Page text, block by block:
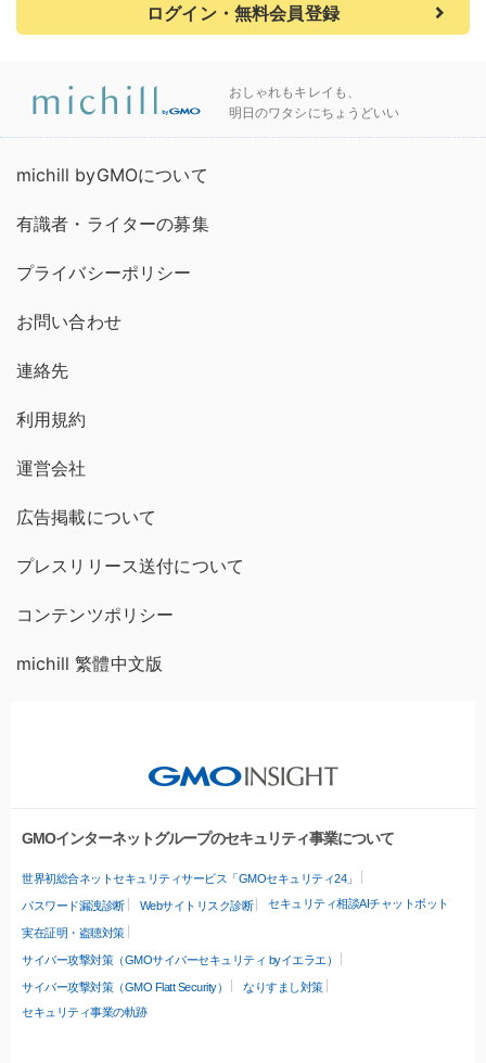
ログイン・無料会員登録
おしゃれもキレイも、
明日のワタシにちょうどいい
michill byGMOについて
有識者・ライターの募集
プライバシーポリシー
お問い合わせ
連絡先
利用規約
運営会社
広告掲載について
プレスリリース送付について
コンテンツポリシー
michill 繁體中文版
GMOインターネットグループのセキュリティ事業について
世界初総合ネットセキュリティサービス「GMOセキュリティ24」
パスワード漏洩診断 Webサイトリスク診断 セキュリティ相談AIチャットボット
実在証明・盗聴対策
サイバー攻撃対策（GMOサイバーセキュリティ byイエラエ）
サイバー攻撃対策（GMO Flatt Security）
なりすまし対策
セキュリティ事業の軌跡